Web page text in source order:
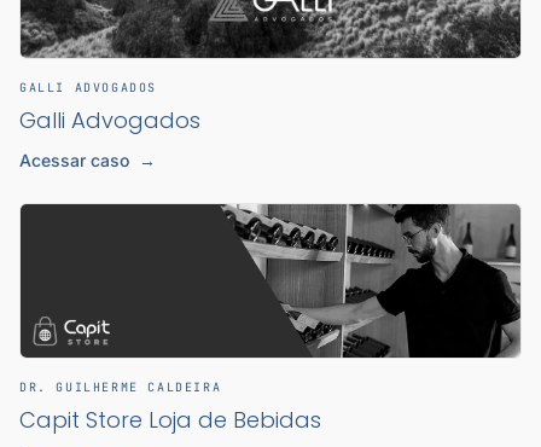
GALLI ADVOGADOS
Galli Advogados
Acessar caso →
DR. GUILHERME CALDEIRA
Capit Store Loja de Bebidas